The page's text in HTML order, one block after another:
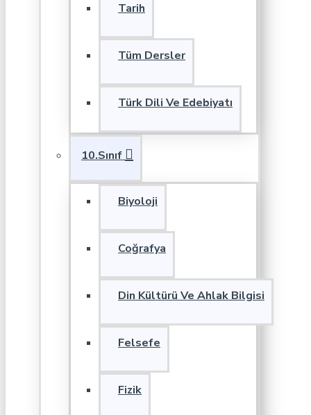
Tarih
Tüm Dersler
Türk Dili Ve Edebiyatı
10.Sınıf
Biyoloji
Coğrafya
Din Kültürü Ve Ahlak Bilgisi
Felsefe
Fizik